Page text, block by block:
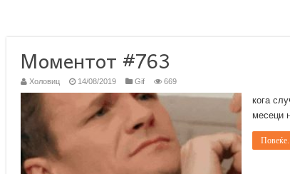
Моментот #763
Холовиц 14/08/2019 Gif 669
кога
месеци